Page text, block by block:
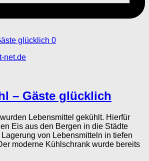
0
net.de
– Gäste glücklich
Lebensmittel gekühlt. Hierfür
Eis aus den Bergen in die Städte
von Lebensmitteln in tiefen
moderne Kühlschrank wurde bereits